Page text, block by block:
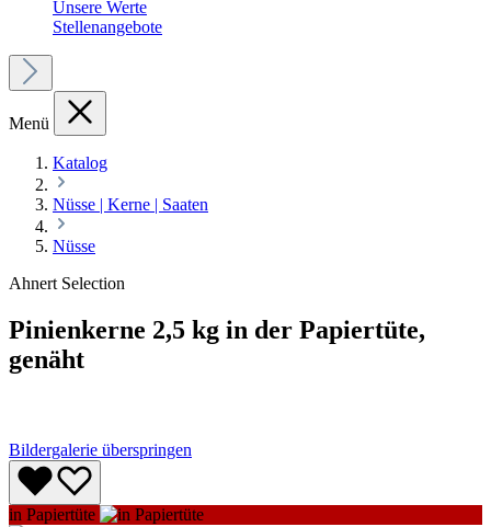
Unsere Werte
Stellenangebote
Menü
Katalog
Nüsse | Kerne | Saaten
Nüsse
Ahnert Selection
Pinienkerne 2,5 kg in der Papiertüte,
genäht
Bildergalerie überspringen
in Papiertüte